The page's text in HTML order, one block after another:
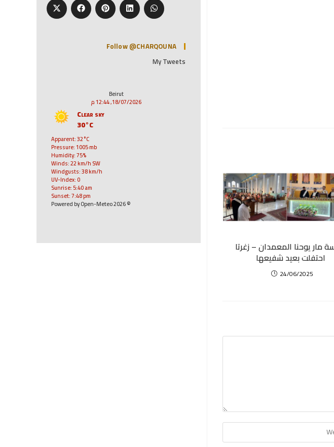
مار يوحنا المعمدان – زغرتا
احتفلت بعيد شفيعها
24/06/2025
Follow @CHARQOUNA
My Tweets
Beirut
18/07/2026, 12:44 م
Clear sky
30°C
Apparent: 32°C
Pressure: 1005 mb
Humidity: 75%
Winds: 22 km/h SW
Windgusts: 38 km/h
UV-Index: 0
Sunrise: 5:40 am
Sunset: 7:48 pm
© 2026 Powered by Open-Meteo